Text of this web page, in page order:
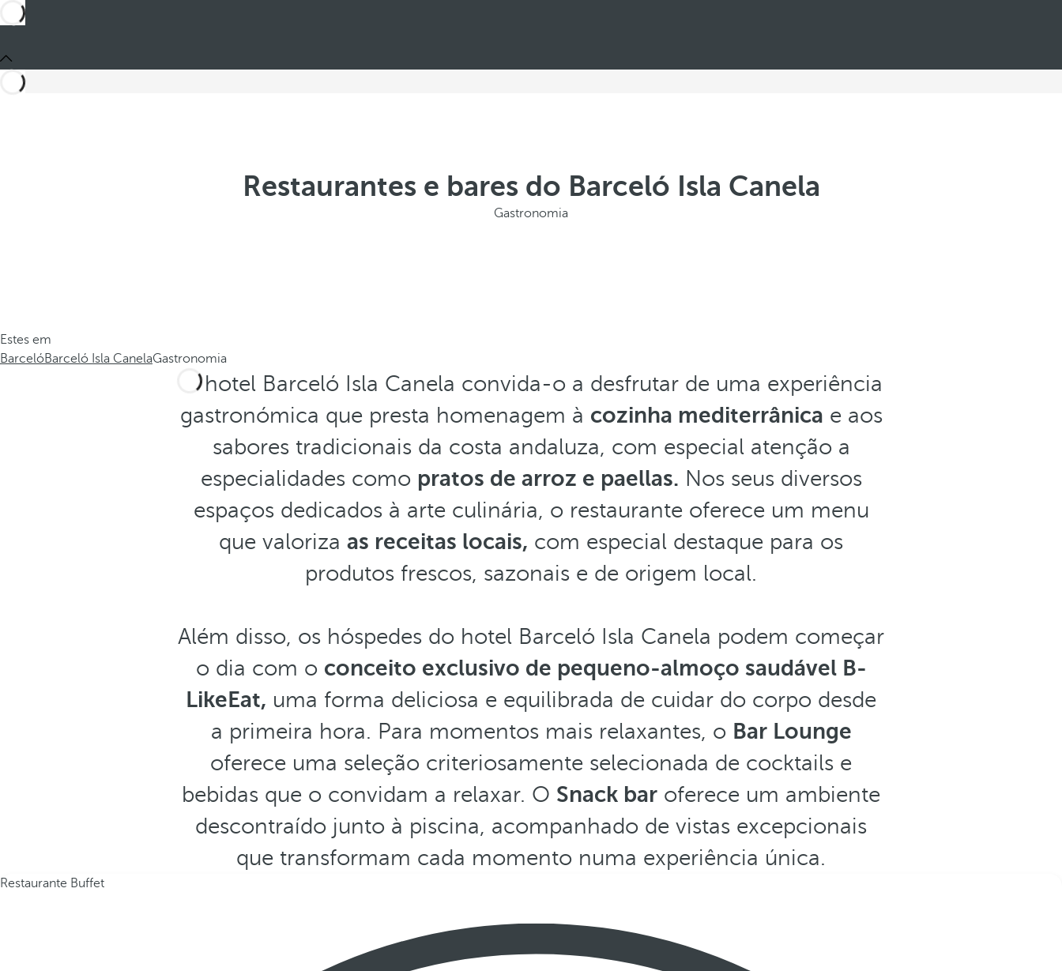
Restaurantes e bares do Barceló Isla Canela
Gastronomia
Estes em
BarcelóBarceló Isla CanelaGastronomia
O hotel Barceló Isla Canela convida-o a desfrutar de uma experiência
gastronómica que presta homenagem à cozinha mediterrânica e aos
sabores tradicionais da costa andaluza, com especial atenção a
especialidades como pratos de arroz e paellas. Nos seus diversos
espaços dedicados à arte culinária, o restaurante oferece um menu
que valoriza as receitas locais, com especial destaque para os
produtos frescos, sazonais e de origem local.
Além disso, os hóspedes do hotel Barceló Isla Canela podem começar
o dia com o conceito exclusivo de pequeno-almoço saudável B-
LikeEat, uma forma deliciosa e equilibrada de cuidar do corpo desde
a primeira hora. Para momentos mais relaxantes, o Bar Lounge
oferece uma seleção criteriosamente selecionada de cocktails e
bebidas que o convidam a relaxar. O Snack bar oferece um ambiente
descontraído junto à piscina, acompanhado de vistas excepcionais
que transformam cada momento numa experiência única.
Restaurante Buffet